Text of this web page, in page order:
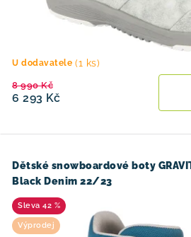
U dodavatele (1 ks)
6 293 Kč
8 990 Kč
Dětské snowboardové boty
Black Denim 22/23
42 %
Výprodej